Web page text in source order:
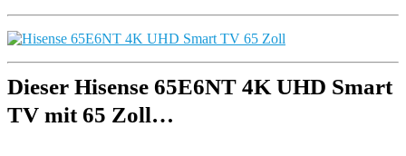
Dieser Hisense 65E6NT 4K UHD Smart
TV mit 65 Zoll…